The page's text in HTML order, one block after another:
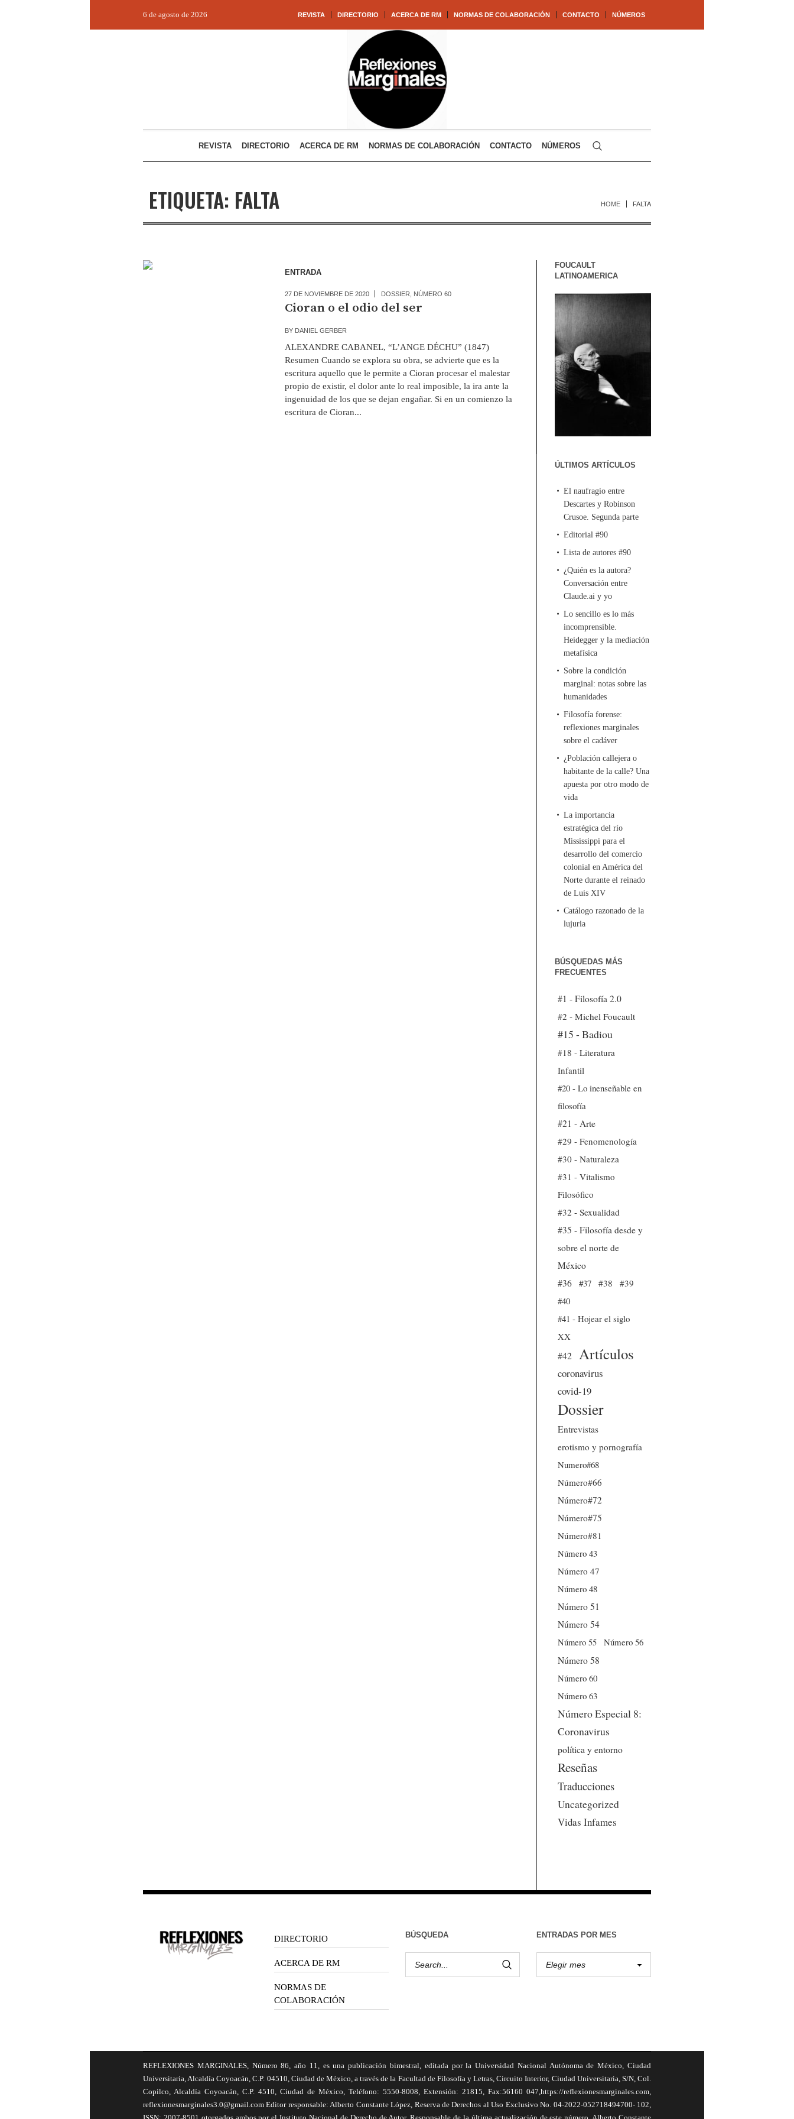
REVISTA DIRECTORIO ACERCA DE RM NORMAS DE COLABORACIÓN CONTACTO NÚMEROS
6 de agosto de 2026
REVISTA DIRECTORIO ACERCA DE RM NORMAS DE COLABORACIÓN CONTACTO NÚMEROS
ETIQUETA: FALTA HOME FALTA
ENTRADA
27 DE NOVIEMBRE DE 2020 DOSSIER NÚMERO 60
Cioran o el odio del ser
BY DANIEL GERBER
ALEXANDRE CABANEL, “L’ANGE DÉCHU” (1847)
Resumen Cuando se explora su obra, se advierte que es la
escritura aquello que le permite a Cioran procesar el malestar
propio de existir, el dolor ante lo real imposible, la ira ante la
ingenuidad de los que se dejan engañar. Si en un comienzo la
escritura de Cioran...
FOUCAULT
LATINOAMERICA
ÚLTIMOS ARTÍCULOS
El naufragio entre
Descartes y Robinson
Crusoe. Segunda parte
Editorial #90
Lista de autores #90
¿Quién es la autora?
Conversación entre
Claude.ai y yo
Lo sencillo es lo más
incomprensible.
Heidegger y la mediación
metafísica
Sobre la condición
marginal: notas sobre las
humanidades
Filosofía forense:
reflexiones marginales
sobre el cadáver
¿Población callejera o
habitante de la calle? Una
apuesta por otro modo de
vida
La importancia
estratégica del río
Mississippi para el
desarrollo del comercio
colonial en América del
Norte durante el reinado
de Luis XIV
Catálogo razonado de la
lujuria
BÚSQUEDAS MÁS
FRECUENTES
#1 - Filosofía 2.0
#2 - Michel Foucault
#15 - Badiou
#18 - Literatura
Infantil
#20 - Lo inenseñable en
filosofía
#21 - Arte
#29 - Fenomenología
#30 - Naturaleza
#31 - Vitalismo
Filosófico
#32 - Sexualidad
#35 - Filosofía desde y
sobre el norte de
México
#36
#37 #38
#39
#40
#41 - Hojear el siglo
XX
#42
Artículos
coronavirus
covid-19
Dossier
Entrevistas
erotismo y pornografía
Numero#68
Número#66
Número#72
Número#75
Número#81
Número 43
Número 47
Número 48
Número 51
Número 54
Número 55
Número 56
Número 58
Número 60
Número 63
Número Especial 8:
Coronavirus
política y entorno
Reseñas
Traducciones
Uncategorized
Vidas Infames
DIRECTORIO
ACERCA DE RM
NORMAS DE
COLABORACIÓN
BÚSQUEDA ENTRADAS POR MES
REFLEXIONES MARGINALES, Número 86, año 11, es una publicación bimestral, editada por la Universidad Nacional Autónoma de México, Ciudad
Universitaria, Alcaldía Coyoacán, C.P. 04510, Ciudad de México, a través de la Facultad de Filosofía y Letras, Circuito Interior, Ciudad Universitaria, S/N, Col.
Copilco, Alcaldía Coyoacán, C.P. 4510, Ciudad de México, Teléfono: 5550-8008, Extensión: 21815, Fax:56160 047,https://reflexionesmarginales.com,
reflexionesmarginales3.0@gmail.com Editor responsable: Alberto Constante López, Reserva de Derechos al Uso Exclusivo No. 04-2022-052718494700- 102,